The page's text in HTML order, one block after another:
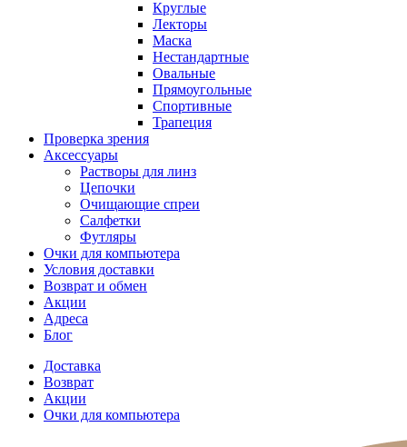
Круглые
Лекторы
Маска
Нестандартные
Овальные
Прямоугольные
Спортивные
Трапеция
Проверка зрения
Аксессуары
Растворы для линз
Цепочки
Очищающие спреи
Салфетки
Футляры
Очки для компьютера
Условия доставки
Возврат и обмен
Акции
Адреса
Блог
Доставка
Возврат
Акции
Очки для компьютера